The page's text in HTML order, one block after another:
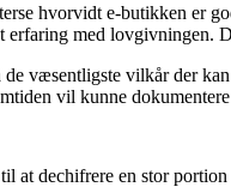
hvorvidt e-butikken er
erfaring med
væsentligste vilkår der
vil kunne
dechifrere en stor